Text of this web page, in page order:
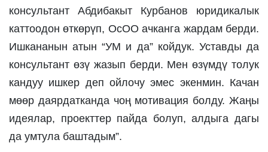
консультант Абдибакыт Курбанов юридикалык
каттоодон өткөрүп, ОсОО ачканга жардам берди.
Ишкананын атын “УМ и да” койдук. Уставды да
консультант өзү жазып берди. Мен өзүмдү толук
кандуу ишкер деп ойлочу эмес экенмин. Качан
мөөр даярдатканда чоң мотивация болду. Жаңы
идеялар, проекттер пайда болуп, алдыга дагы
да умтула баштадым”.